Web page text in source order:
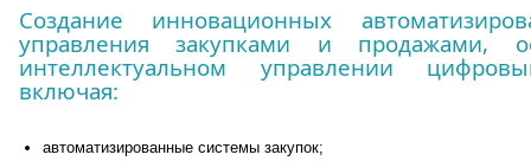
Создание инновационных
управления закупками и продажами,
интеллектуальном управлении
включая:
автоматизированные системы закупок;